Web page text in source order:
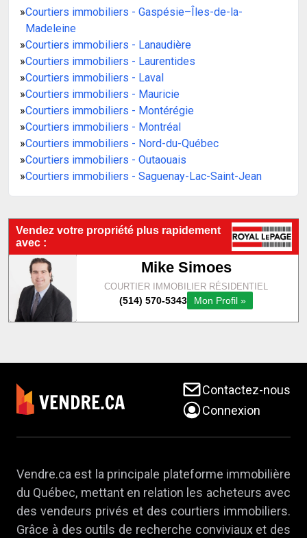
»Courtiers immobiliers - Gaspésie–Îles-de-la-
Madeleine
»Courtiers immobiliers - Lanaudière
»Courtiers immobiliers - Laurentides
»Courtiers immobiliers - Laval
»Courtiers immobiliers - Mauricie
»Courtiers immobiliers - Montérégie
»Courtiers immobiliers - Montréal
»Courtiers immobiliers - Nord-du-Québec
»Courtiers immobiliers - Outaouais
»Courtiers immobiliers - Saguenay-Lac-Saint-Jean
Contactez-nous
Connexion
Vendre.ca est la principale plateforme immobilière
du Québec, mettant en relation les acheteurs avec
des vendeurs privés et des courtiers immobiliers.
Grâce à des outils de recherche conviviaux et des